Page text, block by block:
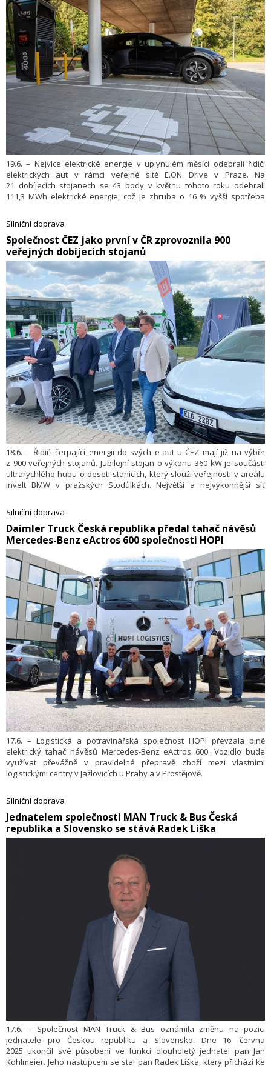
19.6. – Nejvíce elektrické energie v uplynulém měsíci odebrali řidiči
elektrických aut v rámci veřejné sítě E.ON Drive v Praze. Na
21 dobíjecích stojanech se 43 body v květnu tohoto roku odebrali
111,3 MWh elektrické energie, což je zhruba o 16 % vyšší spotřeba
V Praze řidiči dobíjeli ve 5157 případech, kdy nejvíce využívali UFC
body. Počet dobití narostl o téměř 900.
Silniční doprava
​Společnost ČEZ jako první v ČR zprovoznila 900
veřejných dobíjecích stojanů
18.6. – Řidiči čerpající energii do svých e-aut u ČEZ mají již na výběr
z 900 veřejných stojanů. Jubilejní stojan o výkonu 360 kW je součásti
ultrarychlého hubu o deseti stanicích, který slouží veřejnosti v areálu
invelt BMW v pražských Stodůlkách. Největší a nejvýkonnější síť
dosáhla tohoto milníku jako první ze všech provozovatelů. Ještě letos
by měla pokořit i hranici 1 000 stojanů. Odběry certifikované bezemisní
energie u ČEZ rostou v posledních letech o desítky procent. Síť se
rozšiřuje jak z prostředků přidělovaným Operačním programem
Doprava i díky investicím z vlastních zdrojů Skupiny ČEZ.
Silniční doprava
​Daimler Truck Česká republika předal tahač návěsů
Mercedes-Benz eActros 600 společnosti HOPI
17.6. – Logistická a potravinářská společnost HOPI převzala plně
elektrický tahač návěsů Mercedes-Benz eActros 600. Vozidlo bude
využívat převážně v pravidelné přepravě zboží mezi vlastními
logistickými centry v Jažlovicích u Prahy a v Prostějově.
Silniční doprava
​Jednatelem společnosti MAN Truck & Bus Česká
republika a Slovensko se stává Radek Liška
17.6. – Společnost MAN Truck & Bus oznámila změnu na pozici
jednatele pro Českou republiku a Slovensko. Dne 16. června
2025 ukončil své působení ve funkci dlouholetý jednatel pan Jan
Kohlmeier. Jeho nástupcem se stal pan Radek Liška, který přichází ke